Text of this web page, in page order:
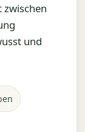
zwischen
und